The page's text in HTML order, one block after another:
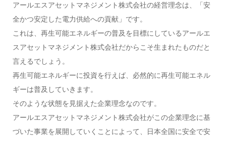
アールエスアセットマネジメント株式会社の経営理念は、「安
全かつ安定した電力供給への貢献」です。
これは、再生可能エネルギーの普及を目標にしているアールエ
スアセットマネジメント株式会社だからこそ生まれたものだと
言えるでしょう。
再生可能エネルギーに投資を行えば、必然的に再生可能エネル
ギーは普及していきます。
そのような状態を見据えた企業理念なのです。
アールエスアセットマネジメント株式会社がこの企業理念に基
づいた事業を展開していくことによって、日本全国に安全で安